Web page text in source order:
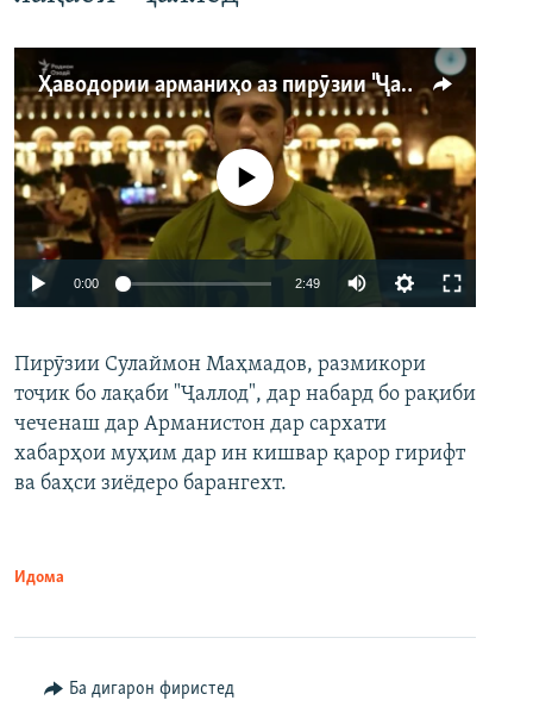
Ҳаводории арманиҳо аз пирӯзии "Ҷаллод"-и тоҷик
Auto 240p 360p 480p
720p 1080p
Феълан кор намекунад
0:00 2:49
360p
480p
Пирӯзии Сулаймон Маҳмадов, размикори
тоҷик бо лақаби "Ҷаллод", дар набард бо рақиби
чеченаш дар Арманистон дар сархати
хабарҳои муҳим дар ин кишвар қарор гирифт
ва баҳси зиёдеро барангехт.
Идома
Ба дигарон фиристед